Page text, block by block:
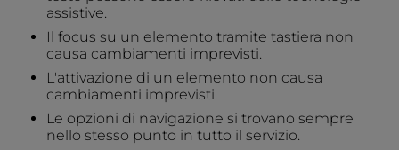
assistive.
Il focus su un elemento tramite tastiera non
causa cambiamenti imprevisti.
L'attivazione di un elemento non causa
cambiamenti imprevisti.
Le opzioni di navigazione si trovano sempre
nello stesso punto in tutto il servizio.